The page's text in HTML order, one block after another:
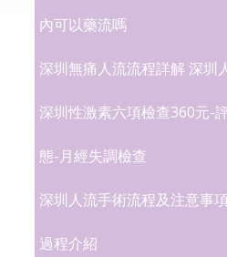
內可以藥流嗎
深圳無痛人流流程詳解 深圳
深圳性激素六項檢查360元-
態-月經失調檢查
深圳人流手術流程及注意事
過程介紹